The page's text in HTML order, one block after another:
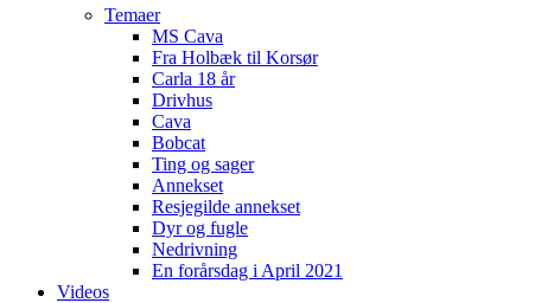
Temaer
MS Cava
Fra Holbæk til Korsør
Carla 18 år
Drivhus
Cava
Bobcat
Ting og sager
Annekset
Resjegilde annekset
Dyr og fugle
Nedrivning
En forårsdag i April 2021
Videos